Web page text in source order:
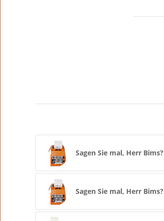
Sagen Sie mal, Herr Bims?
Sagen Sie mal, Herr Bims?